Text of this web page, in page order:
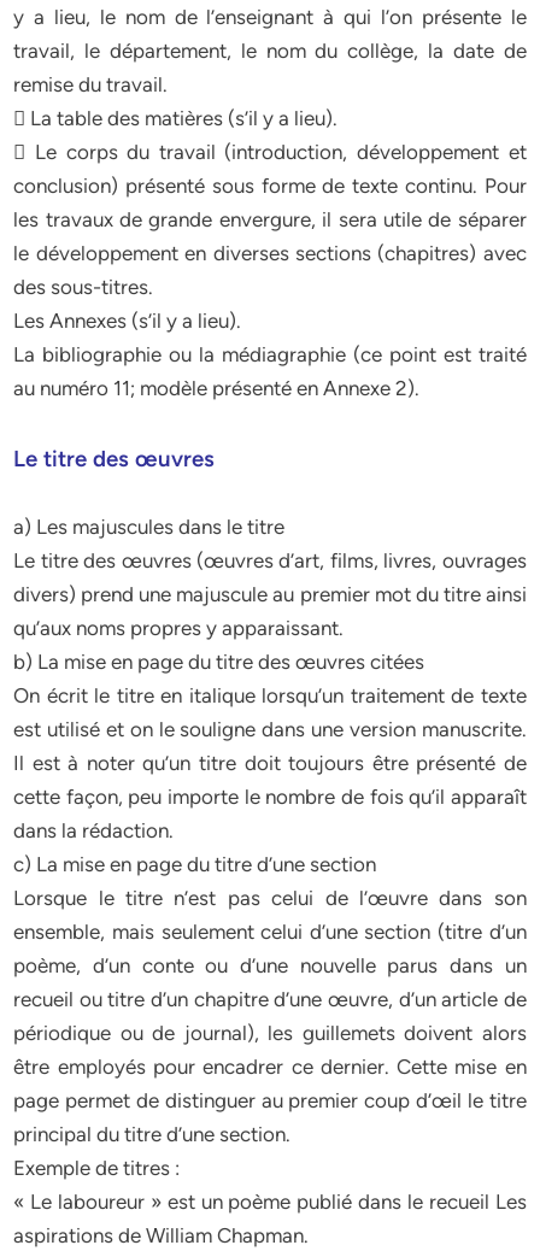
y a lieu, le nom de l’enseignant à qui l’on présente le
travail, le département, le nom du collège, la date de
remise du travail.
 La table des matières (s’il y a lieu).
 Le corps du travail (introduction, développement et
conclusion) présenté sous forme de texte continu. Pour
les travaux de grande envergure, il sera utile de séparer
le développement en diverses sections (chapitres) avec
des sous-titres.
Les Annexes (s’il y a lieu).
La bibliographie ou la médiagraphie (ce point est traité
au numéro 11; modèle présenté en Annexe 2).
Le titre des œuvres
a) Les majuscules dans le titre
Le titre des œuvres (œuvres d’art, films, livres, ouvrages
divers) prend une majuscule au premier mot du titre ainsi
qu’aux noms propres y apparaissant.
b) La mise en page du titre des œuvres citées
On écrit le titre en italique lorsqu’un traitement de texte
est utilisé et on le souligne dans une version manuscrite.
Il est à noter qu’un titre doit toujours être présenté de
cette façon, peu importe le nombre de fois qu’il apparaît
dans la rédaction.
c) La mise en page du titre d’une section
Lorsque le titre n’est pas celui de l’œuvre dans son
ensemble, mais seulement celui d’une section (titre d’un
poème, d’un conte ou d’une nouvelle parus dans un
recueil ou titre d’un chapitre d’une œuvre, d’un article de
périodique ou de journal), les guillemets doivent alors
être employés pour encadrer ce dernier. Cette mise en
page permet de distinguer au premier coup d’œil le titre
principal du titre d’une section.
Exemple de titres :
« Le laboureur » est un poème publié dans le recueil Les
aspirations de William Chapman.